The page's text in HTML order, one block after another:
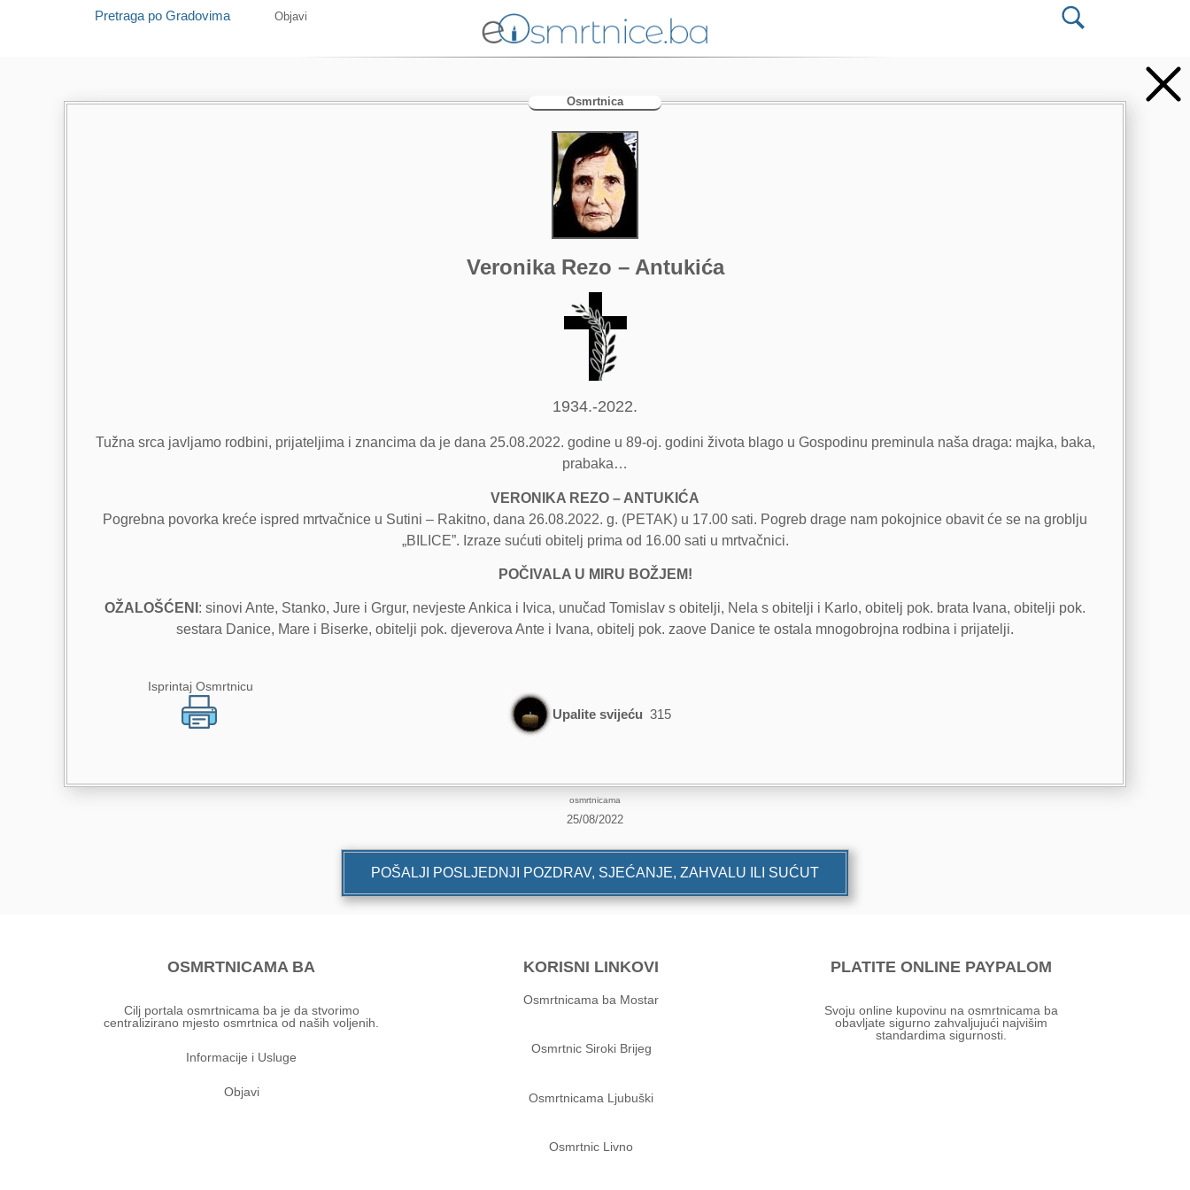
Pretraga po Gradovima Objavi
Osmrtnica
Veronika Rezo – Antukića
1934.-2022.
Tužna srca javljamo rodbini, prijateljima i znancima da je dana 25.08.2022. godine u 89-oj. godini života blago u Gospodinu preminula naša draga: majka, baka,
prabaka…
VERONIKA REZO – ANTUKIĆA
Pogrebna povorka kreće ispred mrtvačnice u Sutini – Rakitno, dana 26.08.2022. g. (PETAK) u 17.00 sati. Pogreb drage nam pokojnice obavit će se na groblju
„BILICE”. Izraze sućuti obitelj prima od 16.00 sati u mrtvačnici.
POČIVALA U MIRU BOŽJEM!
OŽALOŠĆENI : sinovi Ante, Stanko, Jure i Grgur, nevjeste Ankica i Ivica, unučad Tomislav s obitelji, Nela s obitelji i Karlo, obitelj pok. brata Ivana, obitelji pok.
sestara Danice, Mare i Biserke, obitelji pok. djeverova Ante i Ivana, obitelj pok. zaove Danice te ostala mnogobrojna rodbina i prijatelji.
Isprintaj Osmrtnicu
Upalite svijeću 315
osmrtnicama
25/08/2022
POŠALJI POSLJEDNJI POZDRAV, SJEĆANJE, ZAHVALU ILI SUĆUT
OSMRTNICAMA BA
Cilj portala osmrtnicama ba je da stvorimo
centralizirano mjesto osmrtnica od naših voljenih.
Informacije i Usluge
Objavi
KORISNI LINKOVI
Osmrtnicama ba Mostar
Osmrtnic Siroki Brijeg
Osmrtnicama Ljubuški
Osmrtnic Livno
PLATITE ONLINE PAYPALOM
Svoju online kupovinu na osmrtnicama ba
obavljate sigurno zahvaljujući najvišim
standardima sigurnosti.